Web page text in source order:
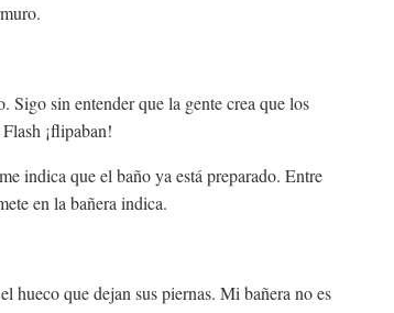
Sigo sin entender que la gente crea que los
¡flipaban!
indica que el baño ya está preparado. Entre
en la bañera indica.
hueco que dejan sus piernas. Mi bañera no es